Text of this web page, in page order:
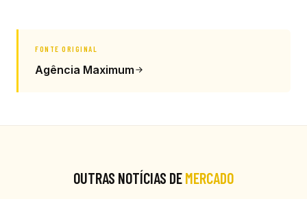
FONTE ORIGINAL
Agência Maximum
OUTRAS NOTÍCIAS DEMERCADO